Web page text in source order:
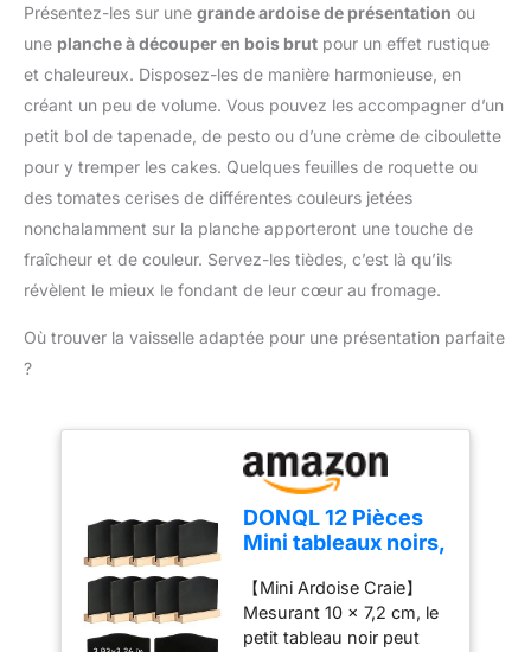
Volume : 12 x 70 ml.
Total : 840 ml. Emballage
de 1 moule, total 12
portions individuelles.
LA NOUVELLE
TRADITION : Cette ligne
de moules anti-adhésifs
Silikomart est conçue
l'atmosphère de la
pâtisserie traditionnelle
touche de modernité.
alléchantes avec des
résultats parfaits dès la
première cuisson.
SILICONE PLATINE :
platine de haute qualité,
de qualité alimentaire,
100 % sans danger pour
Présentez-les sur une grande ardoise de présentation ou
une planche à découper en bois brut pour un effet rustique
et chaleureux. Disposez-les de manière harmonieuse, en
créant un peu de volume. Vous pouvez les accompagner d’un
petit bol de tapenade, de pesto ou d’une crème de ciboulette
pour y tremper les cakes. Quelques feuilles de roquette ou
des tomates cerises de différentes couleurs jetées
nonchalamment sur la planche apporteront une touche de
fraîcheur et de couleur. Servez-les tièdes, c’est là qu’ils
révèlent le mieux le fondant de leur cœur au fromage.
Où trouver la vaisselle adaptée pour une présentation parfaite
?
DONQL 12 Pièces
Mini tableaux noirs,
Noir,Mini Panneaux
d'Affichage,
Chevalet Ardoise
【Mini Ardoise Craie】
Mesurant 10 x 7,2 cm, le
petit tableau noir peut